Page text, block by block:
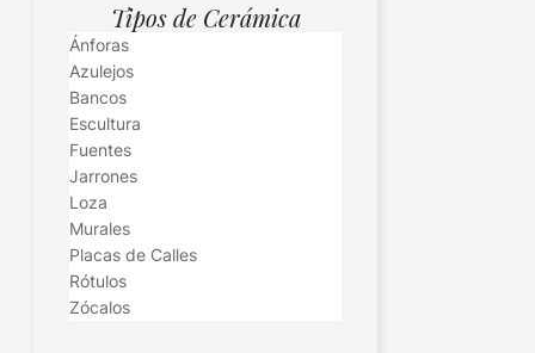
Tipos de Cerámica
Ánforas
Azulejos
Bancos
Escultura
Fuentes
Jarrones
Loza
Murales
Placas de Calles
Rótulos
Zócalos